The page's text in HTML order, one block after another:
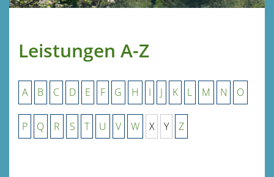
Leistungen A-Z
A B C D E F G H I J K L M N O
P Q R S T U V W X Y Z